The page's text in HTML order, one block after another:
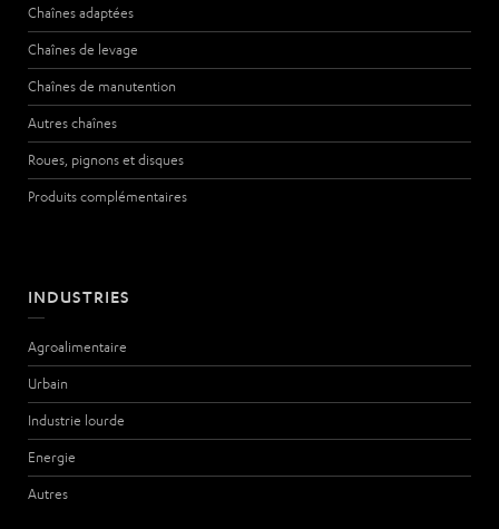
Chaînes adaptées
Chaînes de levage
Chaînes de manutention
Autres chaînes
Roues, pignons et disques
Produits complémentaires
INDUSTRIES
Agroalimentaire
Urbain
Industrie lourde
Energie
Autres